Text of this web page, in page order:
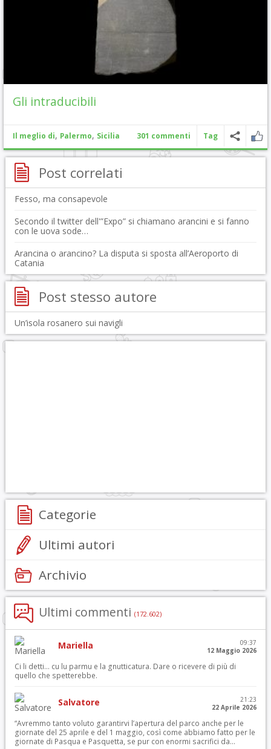
Gli intraducibili
Il meglio di, Palermo, Sicilia 301 commenti Tag
Post correlati
Fesso, ma consapevole
Secondo il twitter dell'”Expo” si chiamano arancini e si fanno
con le uova sode…
Arancina o arancino? La disputa si sposta all’Aeroporto di
Catania
Post stesso autore
Un’isola rosanero sui navigli
Categorie
Ultimi autori
Archivio
Ultimi commenti (172.602)
Mariella
09:37
12 Maggio 2026
Ci li detti… cu lu parmu e la gnutticatura. Dare o ricevere di più di
quello che spetterebbe.
Salvatore
21:23
22 Aprile 2026
“Avremmo tanto voluto garantirvi l’apertura del parco anche per le
giornate del 25 aprile e del 1 maggio, così come abbiamo fatto per le
giornate di Pasqua e Pasquetta, se pur con enormi sacrifici da...